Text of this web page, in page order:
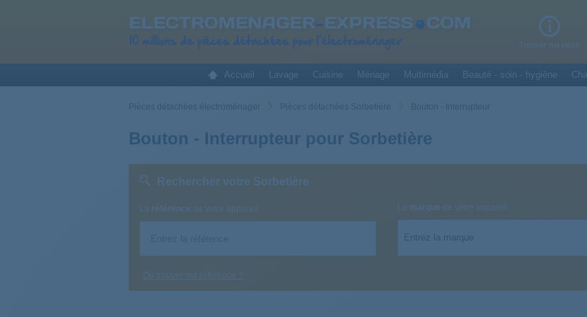
Trouver ma pièce
Accueil Lavage Cuisine Ménage Multimédia Beauté - soin - hygiène
Pièces détachées électroménager Pièces détachées Sorbetière Bouton - Interrupteur
Bouton - Interrupteur pour Sorbetière
Rechercher votre Sorbetière
La référence de votre appareil La marque de votre appareil
Entrez la marque
Où trouver ma référence ?